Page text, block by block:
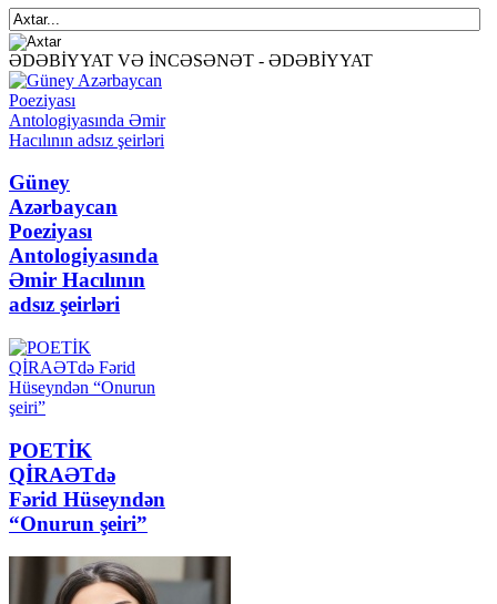
ƏDƏBİYYAT VƏ İNCƏSƏNƏT - ƏDƏBİYYAT
Güney
Azərbaycan
Poeziyası
Antologiyasında
Əmir Hacılının
adsız şeirləri
POETİK
QİRAƏTdə
Fərid Hüseyndən
“Onurun şeiri”